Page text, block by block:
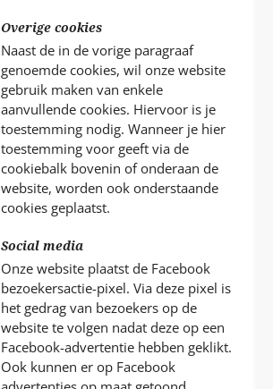
Overige cookies
Naast de in de vorige paragraaf
genoemde cookies, wil onze website
gebruik maken van enkele
aanvullende cookies. Hiervoor is je
toestemming nodig. Wanneer je hier
toestemming voor geeft via de
cookiebalk bovenin of onderaan de
website, worden ook onderstaande
cookies geplaatst.
Social media
Onze website plaatst de Facebook
bezoekersactie-pixel. Via deze pixel is
het gedrag van bezoekers op de
website te volgen nadat deze op een
Facebook-advertentie hebben geklikt.
Ook kunnen er op Facebook